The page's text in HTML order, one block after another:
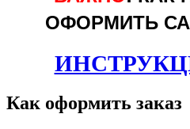
ОФОРМИТЬ
Как оформить заказ